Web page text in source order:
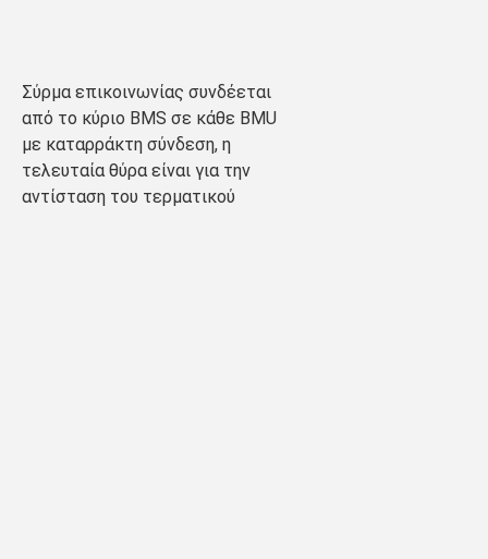
Σύρμα επικοινωνίας συνδέεται
από το κύριο BMS σε κάθε BMU
με καταρράκτη σύνδεση, η
τελευταία θύρα είναι για την
αντίσταση του τερματικού